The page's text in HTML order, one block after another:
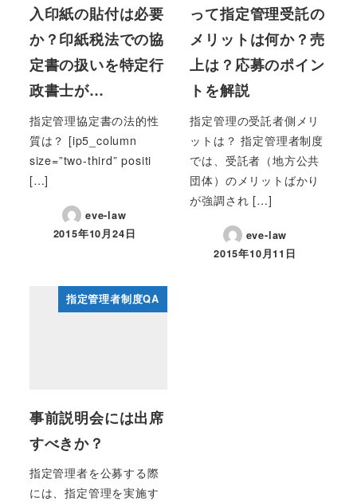
入印紙の貼付は必要
か？印紙税法での協
定書の扱いを特定行
政書士が…
指定管理協定書の法的性
質は？ [ip5_column
size=”two-third” positi
[…]
eve-law
投稿日
2015年10月24日
って指定管理受託の
メリットは何か？売
上は？応募のポイン
トを解説
指定管理の受託者側メリ
ットは？ 指定管理者制度
では、受託者（地方公共
団体）のメリットばかり
が強調され […]
eve-law
投稿日
2015年10月11日
指定管理者制度QA
事前説明会には出席
すべきか？
指定管理者を公募する際
には、指定管理を実施す